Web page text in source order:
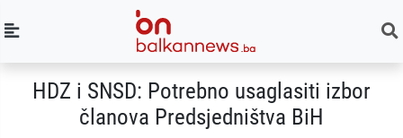
HDZ i SNSD: Potrebno usaglasiti izbor
članova Predsjedništva BiH